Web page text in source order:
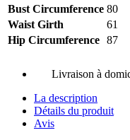
Bust Circumference 80
Waist Girth
61
Hip Circumference 87
Livraison à
La description
Détails du produit
Avis